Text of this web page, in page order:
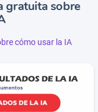
gratuita sobre
cómo usar la IA